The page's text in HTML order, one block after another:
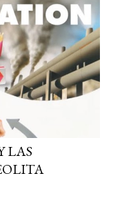
LAS